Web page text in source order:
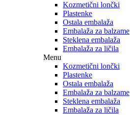
Kozmetični lončki
Plastenke
Ostala embalaža
Embalaža za balzame
Steklena embalaža
Embalaža za ličila
Menu
Kozmetični lončki
Plastenke
Ostala embalaža
Embalaža za balzame
Steklena embalaža
Embalaža za ličila